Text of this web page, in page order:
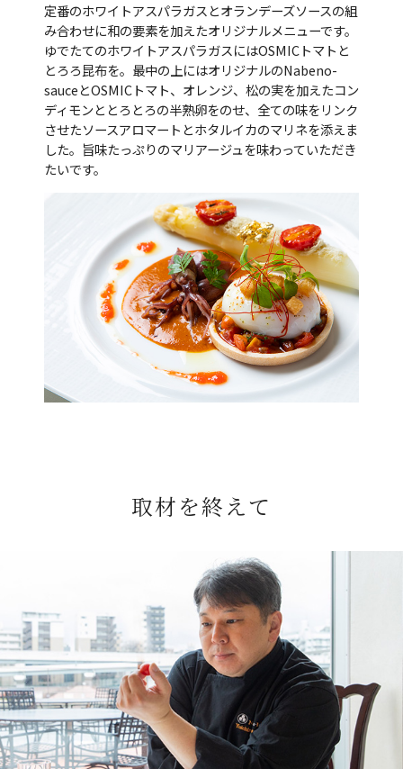
定番のホワイトアスパラガスとオランデーズソースの組
み合わせに和の要素を加えたオリジナルメニューです。
ゆでたてのホワイトアスパラガスにはOSMICトマトと
とろろ昆布を。最中の上にはオリジナルのNabeno-
sauceとOSMICトマト、オレンジ、松の実を加えたコン
ディモンととろとろの半熟卵をのせ、全ての味をリンク
させたソースアロマートとホタルイカのマリネを添えま
した。旨味たっぷりのマリアージュを味わっていただき
たいです。
取材を終えて